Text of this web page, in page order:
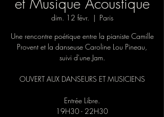
dim. 12 févr.
  |
Paris
Une rencontre poétique entre la pianiste Camille
Provent et la danseuse Caroline Lou Pineau,
suivi d'une Jam.
OUVERT AUX DANSEURS ET MUSICIENS
Entrée Libre.
19H30 - 22H30